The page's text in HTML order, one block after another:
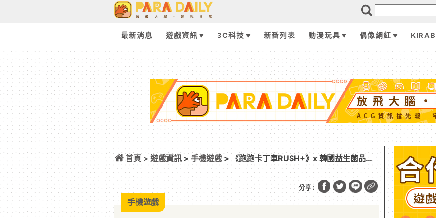
最新消息 遊戲資訊 3C科技 新番列表 動漫玩具 偶像網紅
首頁 >遊戲資訊 >手機遊戲> 《跑跑卡丁車RUSH+》x 韓國益生菌品牌
「hy」推出聯名合作並加入多樣全新聯名道具
分享 :
手機遊戲